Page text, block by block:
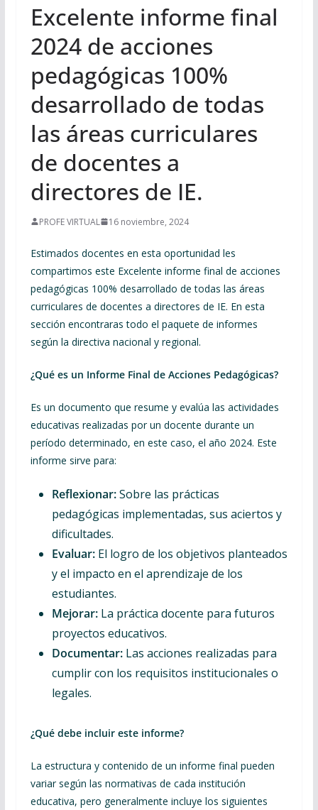
Excelente informe final
2024 de acciones
pedagógicas 100%
desarrollado de todas
las áreas curriculares
de docentes a
directores de IE.
PROFE VIRTUAL 16 noviembre, 2024
Estimados docentes en esta oportunidad les
compartimos este Excelente informe final de acciones
pedagógicas 100% desarrollado de todas las áreas
curriculares de docentes a directores de IE. En esta
sección encontraras todo el paquete de informes
según la directiva nacional y regional.
¿Qué es un Informe Final de Acciones Pedagógicas?
Es un documento que resume y evalúa las actividades
educativas realizadas por un docente durante un
período determinado, en este caso, el año 2024. Este
informe sirve para:
Reflexionar:Sobre las prácticas
pedagógicas implementadas, sus aciertos y
dificultades.
Evaluar:El logro de los objetivos planteados
y el impacto en el aprendizaje de los
estudiantes.
Mejorar:La práctica docente para futuros
proyectos educativos.
Documentar:Las acciones realizadas para
cumplir con los requisitos institucionales o
legales.
¿Qué debe incluir este informe?
La estructura y contenido de un informe final pueden
variar según las normativas de cada institución
educativa, pero generalmente incluye los siguientes